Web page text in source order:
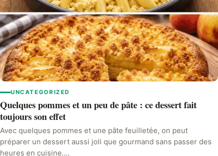
UNCATEGORIZED
Quelques pommes et un peu de pâte : ce dessert fait
toujours son effet
Avec quelques pommes et une pâte feuilletée, on peut
préparer un dessert aussi joli que gourmand sans passer des
heures en cuisine.…